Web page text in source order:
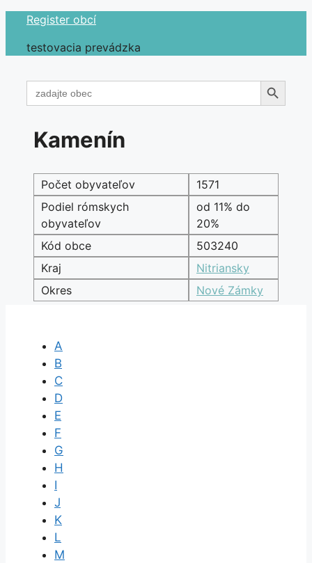
Preskočiť
obsah
Register obcí
testovacia prevádzka
Search
for:
Search Button
Kamenín
Počet obyvateľov
1571
Podiel rómskych
obyvateľov
od 11% do
20%
Kód obce
503240
Kraj
Nitriansky
Okres
Nové Zámky
A
B
C
D
E
F
G
H
I
J
K
L
M